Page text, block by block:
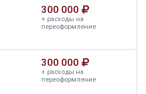
300 000
+ расходы на
переоформление
300 000
+ расходы на
переоформление